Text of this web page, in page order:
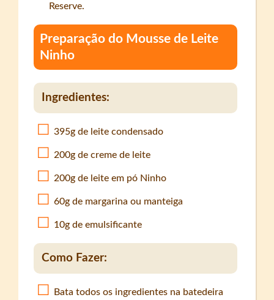
Reserve.
Preparação do Mousse de Leite
Ninho
Ingredientes:
395g de leite condensado
200g de creme de leite
200g de leite em pó Ninho
60g de margarina ou manteiga
10g de emulsificante
Como Fazer:
Bata todos os ingredientes na batedeira